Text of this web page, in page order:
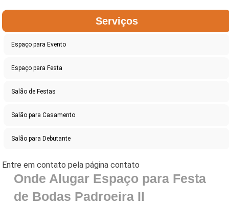
Serviços
Espaço para Evento
Espaço para Festa
Salão de Festas
Salão para Casamento
Salão para Debutante
Onde Alugar Espaço para Festa
de Bodas Padroeira II